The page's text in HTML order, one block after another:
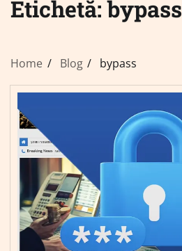
Etichetă:bypass
Home Blog bypass